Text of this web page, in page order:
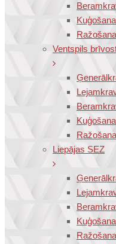
Ventspils
Liepājas SEZ